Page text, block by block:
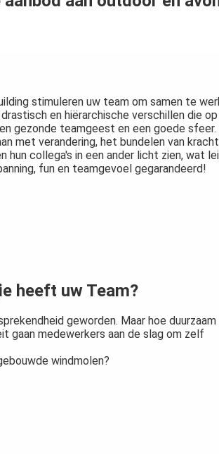
stimuleren uw team om samen te
en hiërarchische verschillen die
gezonde teamgeest en een goede
met verandering, het bundelen van
hun collega's in een ander licht zien,
fun en teamgevoel gegarandeerd!
heeft uw Team?
geworden. Maar hoe duurzaam
gaan medewerkers aan de slag om zelf
windmolen?